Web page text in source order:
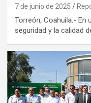
7 de junio de 2025
Torreón, Coahuila.-
seguridad y la calidad